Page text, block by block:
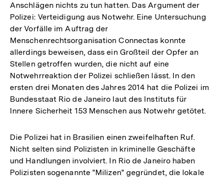
Anschlägen nichts zu tun hatten. Das Argument der
Polizei: Verteidigung aus Notwehr. Eine Untersuchung
der Vorfälle im Auftrag der
Menschenrechtsorganisation Connectas konnte
allerdings beweisen, dass ein Großteil der Opfer an
Stellen getroffen wurden, die nicht auf eine
Notwehrreaktion der Polizei schließen lässt. In den
ersten drei Monaten des Jahres 2014 hat die Polizei im
Bundesstaat Rio de Janeiro laut des Instituts für
Innere Sicherheit 153 Menschen aus Notwehr getötet.
Die Polizei hat in Brasilien einen zweifelhaften Ruf.
Nicht selten sind Polizisten in kriminelle Geschäfte
und Handlungen involviert. In Rio de Janeiro haben
Polizisten sogenannte "Milizen" gegründet, die lokale